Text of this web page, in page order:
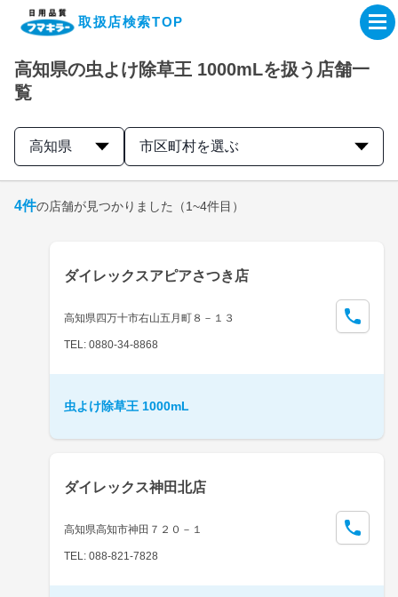
取扱店検索TOP
企業・IR情報サイト
製品情報サイト
取扱店検索はこちら
高知県の虫よけ除草王 1000mLを扱う店舗一
覧
高知県 市区町村を選ぶ
4件の店舗が見つかりました （1~4件目）
ダイレックスアピアさつき店
高知県四万十市右山五月町８－１３
TEL: 0880-34-8868
虫よけ除草王 1000mL
ダイレックス神田北店
高知県高知市神田７２０－１
TEL: 088-821-7828